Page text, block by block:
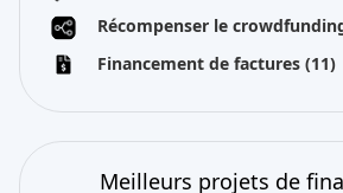
Récompenser le
Financement de factures (11)
Meilleurs projets de